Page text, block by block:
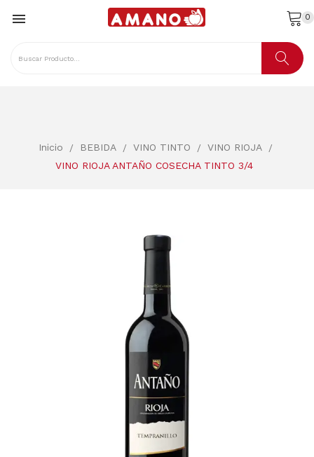
 0
Inicio BEBIDA VINO TINTO
VINO RIOJA
VINO RIOJA ANTAÑO COSECHA TINTO 3/4